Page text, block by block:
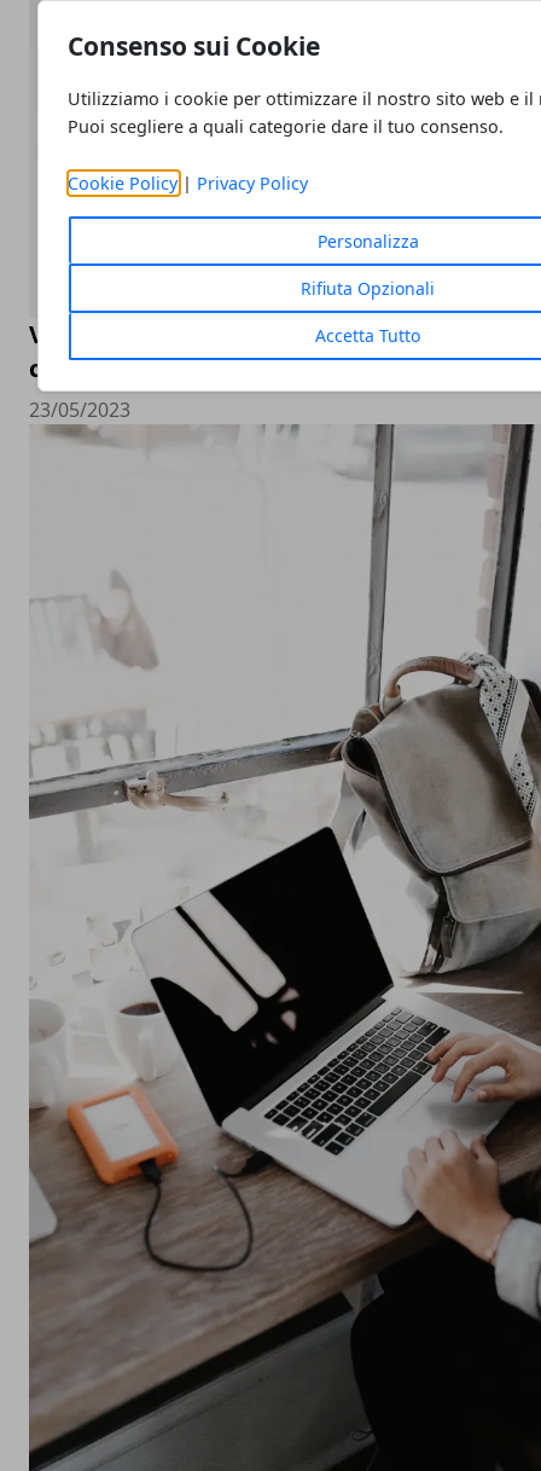
Consenso sui Cookie
Utilizziamo i cookie per ottimizzare il nostro sito web e il
Puoi scegliere a quali categorie dare il tuo consenso.
Cookie Policy| Privacy Policy
Personalizza
Rifiuta Opzionali
Accetta Tutto
Valutazione orologi Rolex online, come
compro Rolex online
23/05/2023